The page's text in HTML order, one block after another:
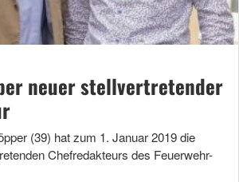
neuer stellvertretender
(39) hat zum 1. Januar 2019 die
Chefredakteurs des Feuerwehr-